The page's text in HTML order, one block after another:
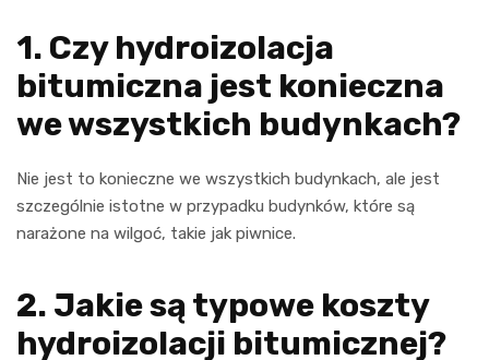
1. Czy hydroizolacja
bitumiczna jest konieczna
we wszystkich budynkach?
Nie jest to konieczne we wszystkich budynkach, ale jest
szczególnie istotne w przypadku budynków, które są
narażone na wilgoć, takie jak piwnice.
2. Jakie są typowe koszty
hydroizolacji bitumicznej?